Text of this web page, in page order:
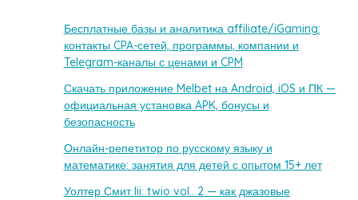
Бесплатные базы и аналитика affiliate/iGaming:
контакты CPA-сетей, программы, компании и
Telegram-каналы с ценами и CPM
Скачать приложение Melbet на Android, iOS и ПК —
официальная установка APK, бонусы и
безопасность
Онлайн-репетитор по русскому языку и
математике: занятия для детей с опытом 15+ лет
Уолтер Смит Iii: twio vol.. 2 — как джазовые